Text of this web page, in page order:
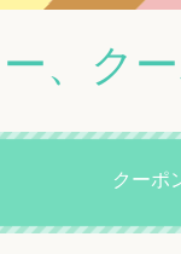
、ク
クーポ